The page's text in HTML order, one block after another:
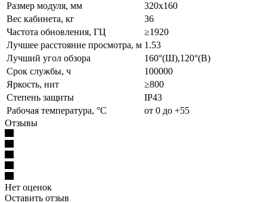
Размер модуля, мм
320x160
Вес кабинета, кг
36
Частота обновления, ГЦ
≥1920
Лучшее расстояние просмотра, м 1.53
Лучший угол обзора
160°(Ш),120°(В)
Срок службы, ч
100000
Яркость, нит
≥800
Степень защиты
IP43
Рабочая температура, °С
от 0 до +55
Отзывы
Нет оценок
Оставить отзыв